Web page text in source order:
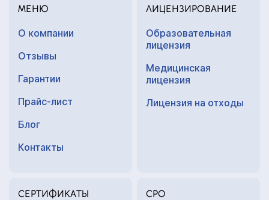
МЕНЮ
О компании
Отзывы
Гарантии
Прайс-лист
Блог
Контакты
ЛИЦЕНЗИРОВАНИЕ
Образовательная
лицензия
Медицинская
лицензия
Лицензия на отходы
СЕРТИФИКАТЫ СРО